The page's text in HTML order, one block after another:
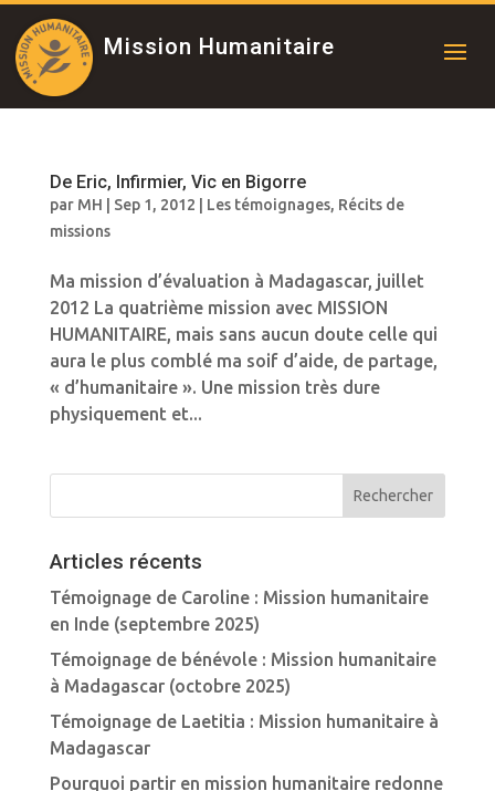
Mission Humanitaire
De Eric, Infirmier, Vic en Bigorre
par MH Sep 1, 2012 Les témoignages, Récits de
missions
Ma mission d’évaluation à Madagascar, juillet
2012 La quatrième mission avec MISSION
HUMANITAIRE, mais sans aucun doute celle qui
aura le plus comblé ma soif d’aide, de partage,
« d’humanitaire ». Une mission très dure
physiquement et...
Articles récents
Témoignage de Caroline : Mission humanitaire
en Inde (septembre 2025)
Témoignage de bénévole : Mission humanitaire
à Madagascar (octobre 2025)
Témoignage de Laetitia : Mission humanitaire à
Madagascar
Pourquoi partir en mission humanitaire redonne